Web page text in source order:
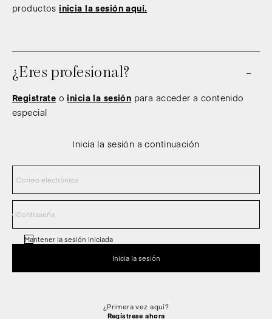
productosinicia la sesión aquí.
¿Eres profesional?
Registrate oinicia la sesión para acceder a contenido
especial
Inicia la sesión a continuación
Mantener la sesión iniciada
¿Primera vez aquí?
Regístrese ahora